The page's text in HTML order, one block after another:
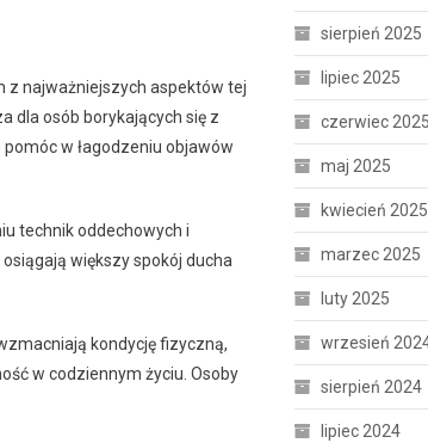
z najważniejszych aspektów tej
dla osób borykających się z
pomóc w łagodzeniu objawów
technik oddechowych i
większy spokój ducha
kondycję fizyczną,
w codziennym życiu. Osoby
sierpień 2025
lipiec 2025
czerwiec 2025
maj 2025
kwiecień 2025
marzec 2025
luty 2025
wrzesień
sierpień 2024
lipiec 2024